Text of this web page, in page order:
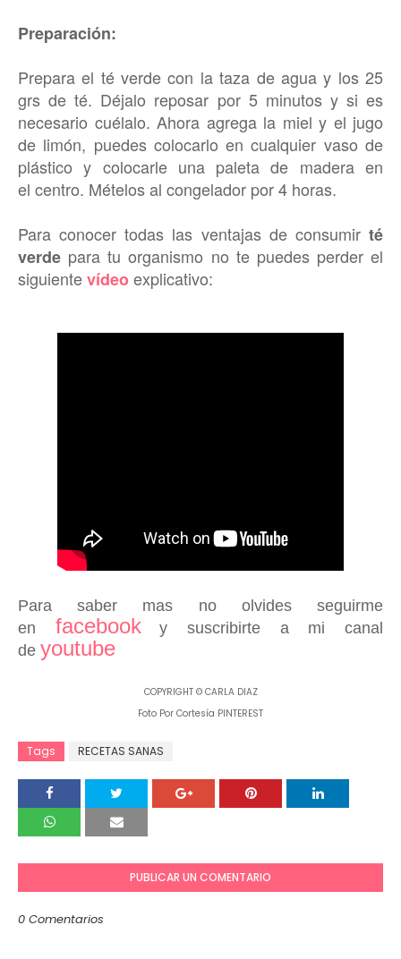
Preparación:
Prepara el té verde con la taza de agua y los 25
grs de té. Déjalo reposar por 5 minutos y si es
necesario cuélalo. Ahora agrega la miel y el jugo
de limón, puedes colocarlo en cualquier vaso de
plástico y colocarle una paleta de madera en
el centro. Mételos al congelador por 4 horas.
Para conocer todas las ventajas de consumirté
verde para tu organismo no te puedes perder el
siguientevídeoexplicativo:
Para saber mas no olvides seguirme
en facebook
y suscribirte a mi canal
de youtube
COPYRIGHT © CARLA DIAZ
Foto Por Cortesía PINTEREST
Tags RECETAS SANAS
PUBLICAR UN COMENTARIO
0 Comentarios